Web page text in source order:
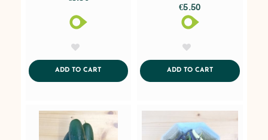
ADD TO CARTADDTOCART
€5.50
ADD TO CARTADDTOCART